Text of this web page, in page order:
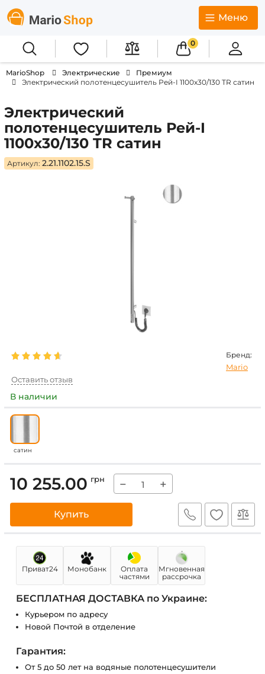
Меню
0
MarioShop Электрические
Премиум
Электрический полотенцесушитель Рей-I 1100x30/130 TR сатин
Электрический
полотенцесушитель Рей-I
1100x30/130 TR сатин
Артикул: 2.21.1102.15.S
Бренд:
Mario
Оставить отзыв
В наличии
сатин
10 255.00 грн − +
Купить
Приват24 Монобанк
Оплата
частями
Мгновенная
рассрочка
БЕСПЛАТНАЯ ДОСТАВКА по Украине:
Курьером по адресу
Новой Почтой в отделение
Гарантия:
От 5 до 50 лет на водяные полотенцесушители